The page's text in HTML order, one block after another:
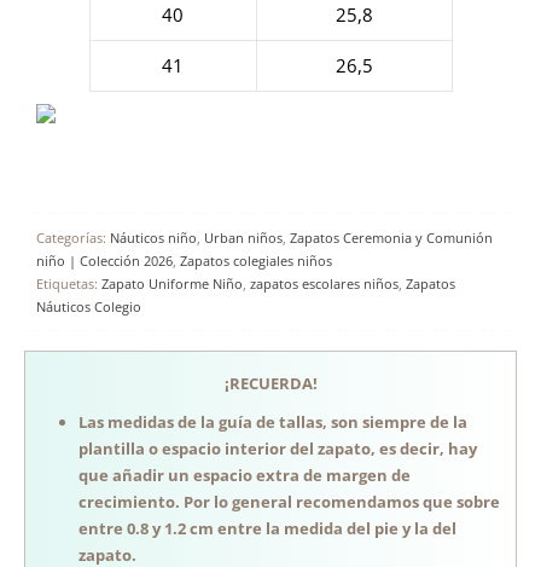
40 25,8
41 26,5
Categorías: Náuticos niño Urban niños Zapatos Ceremonia y Comunión
niño | Colección 2026 Zapatos colegiales niños
Etiquetas: Zapato Uniforme Niño zapatos escolares niños Zapatos
Náuticos Colegio
¡RECUERDA!
Las medidas de la guía de tallas, son siempre de la
plantilla o espacio interior del zapato, es decir, hay
que añadir un espacio extra de margen de
crecimiento. Por lo general recomendamos que sobre
entre 0.8 y 1.2 cm entre la medida del pie y la del
zapato.